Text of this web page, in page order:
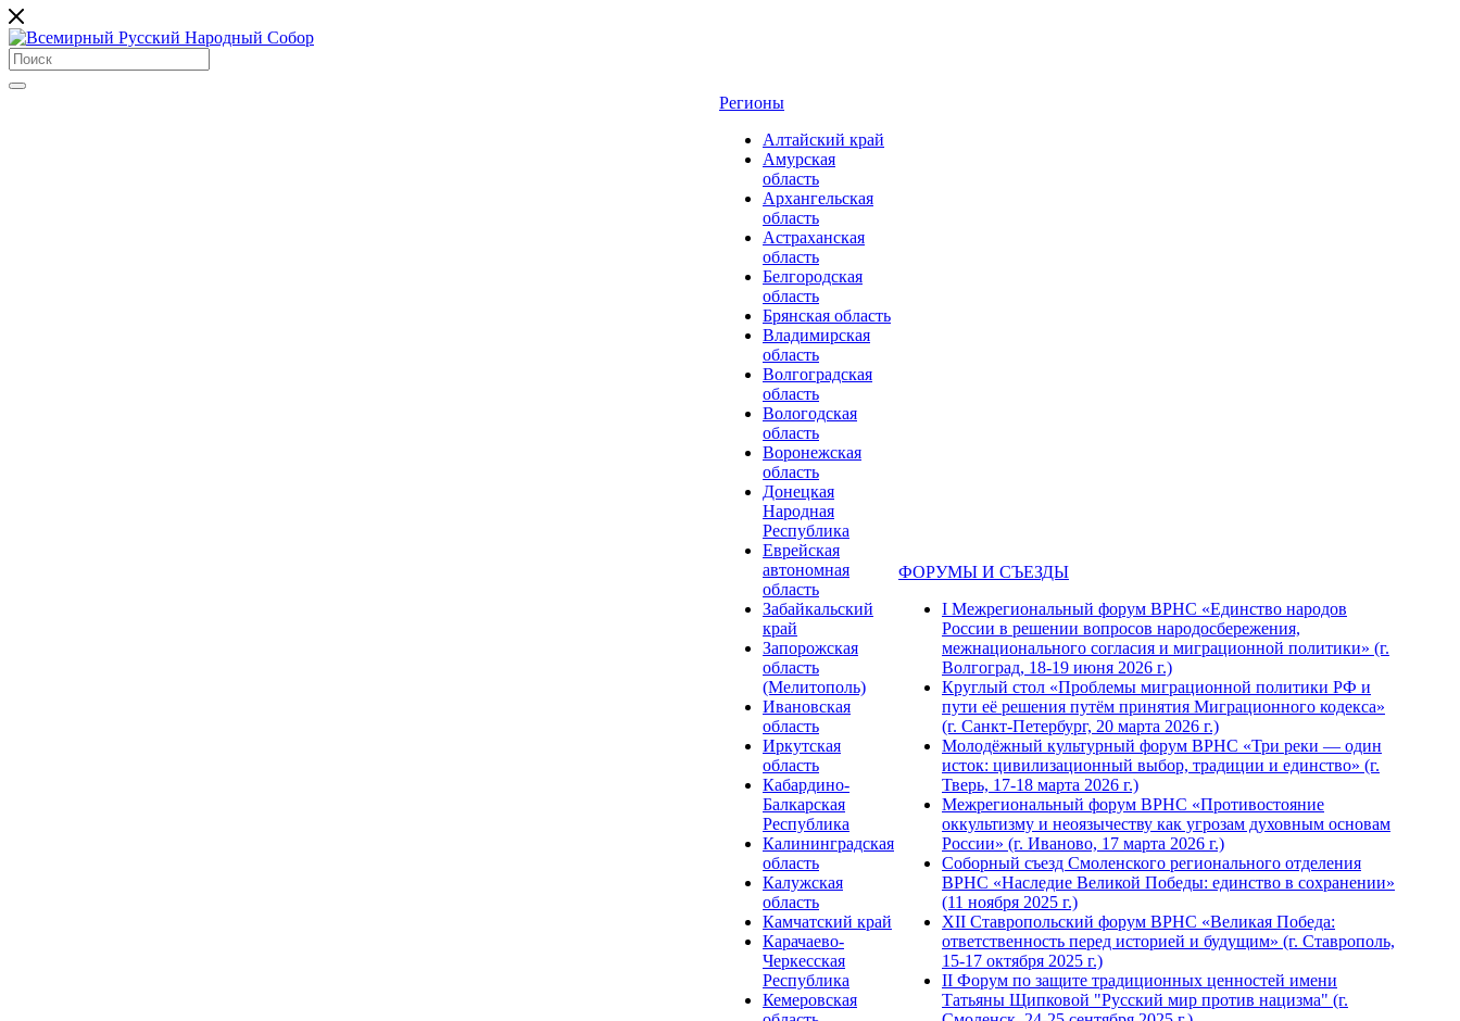
Регионы
Алтайский край
Амурская
область
Архангельская
область
Астраханская
область
Белгородская
область
Брянская область
Владимирская
область
Волгоградская
область
Вологодская
область
Воронежская
область
Донецкая
Народная
Республика
Еврейская
автономная
область
Забайкальский
край
Запорожская
область
(Мелитополь)
Ивановская
область
Иркутская
область
Кабардино-
Балкарская
Республика
Калининградская
область
Калужская
область
Камчатский край
Карачаево-
Черкесская
Республика
Кемеровская
ФОРУМЫ И СЪЕЗДЫ
I Межрегиональный форум ВРНС «Единство народов
России в решении вопросов народосбережения,
межнационального согласия и миграционной политики» (г.
Волгоград, 18-19 июня 2026 г.)
Круглый стол «Проблемы миграционной политики РФ и
пути её решения путём принятия Миграционного кодекса»
(г. Санкт-Петербург, 20 марта 2026 г.)
Молодёжный культурный форум ВРНС «Три реки — один
исток: цивилизационный выбор, традиции и единство» (г.
Тверь, 17-18 марта 2026 г.)
Межрегиональный форум ВРНС «Противостояние
оккультизму и неоязычеству как угрозам духовным основам
России» (г. Иваново, 17 марта 2026 г.)
Соборный съезд Смоленского регионального отделения
ВРНС «Наследие Великой Победы: единство в сохранении»
(11 ноября 2025 г.)
XII Ставропольский форум ВРНС «Великая Победа:
ответственность перед историей и будущим» (г. Ставрополь,
15-17 октября 2025 г.)
II Форум по защите традиционных ценностей имени
Татьяны Щипковой "Русский мир против нацизма" (г.